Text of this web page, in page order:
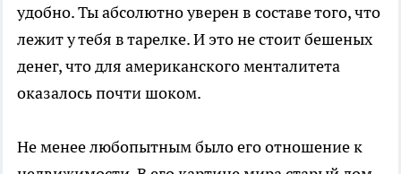
удобно. Ты абсолютно уверен в составе того, что
лежит у тебя в тарелке. И это не стоит бешеных
денег, что для американского менталитета
оказалось почти шоком.
Не менее любопытным было его отношение к